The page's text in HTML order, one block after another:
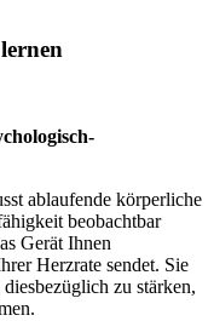
ablaufende körperliche
beobachtbar
Gerät Ihnen
Herzrate sendet. Sie
zu stärken,